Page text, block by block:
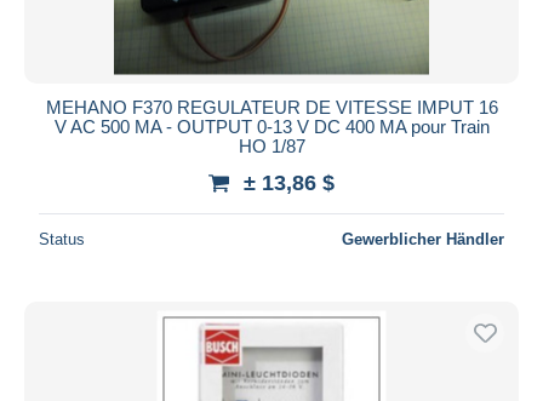
MEHANO F370 REGULATEUR DE VITESSE IMPUT 16
V AC 500 MA - OUTPUT 0-13 V DC 400 MA pour Train
HO 1/87
± 13,86 $
Status Gewerblicher Händler